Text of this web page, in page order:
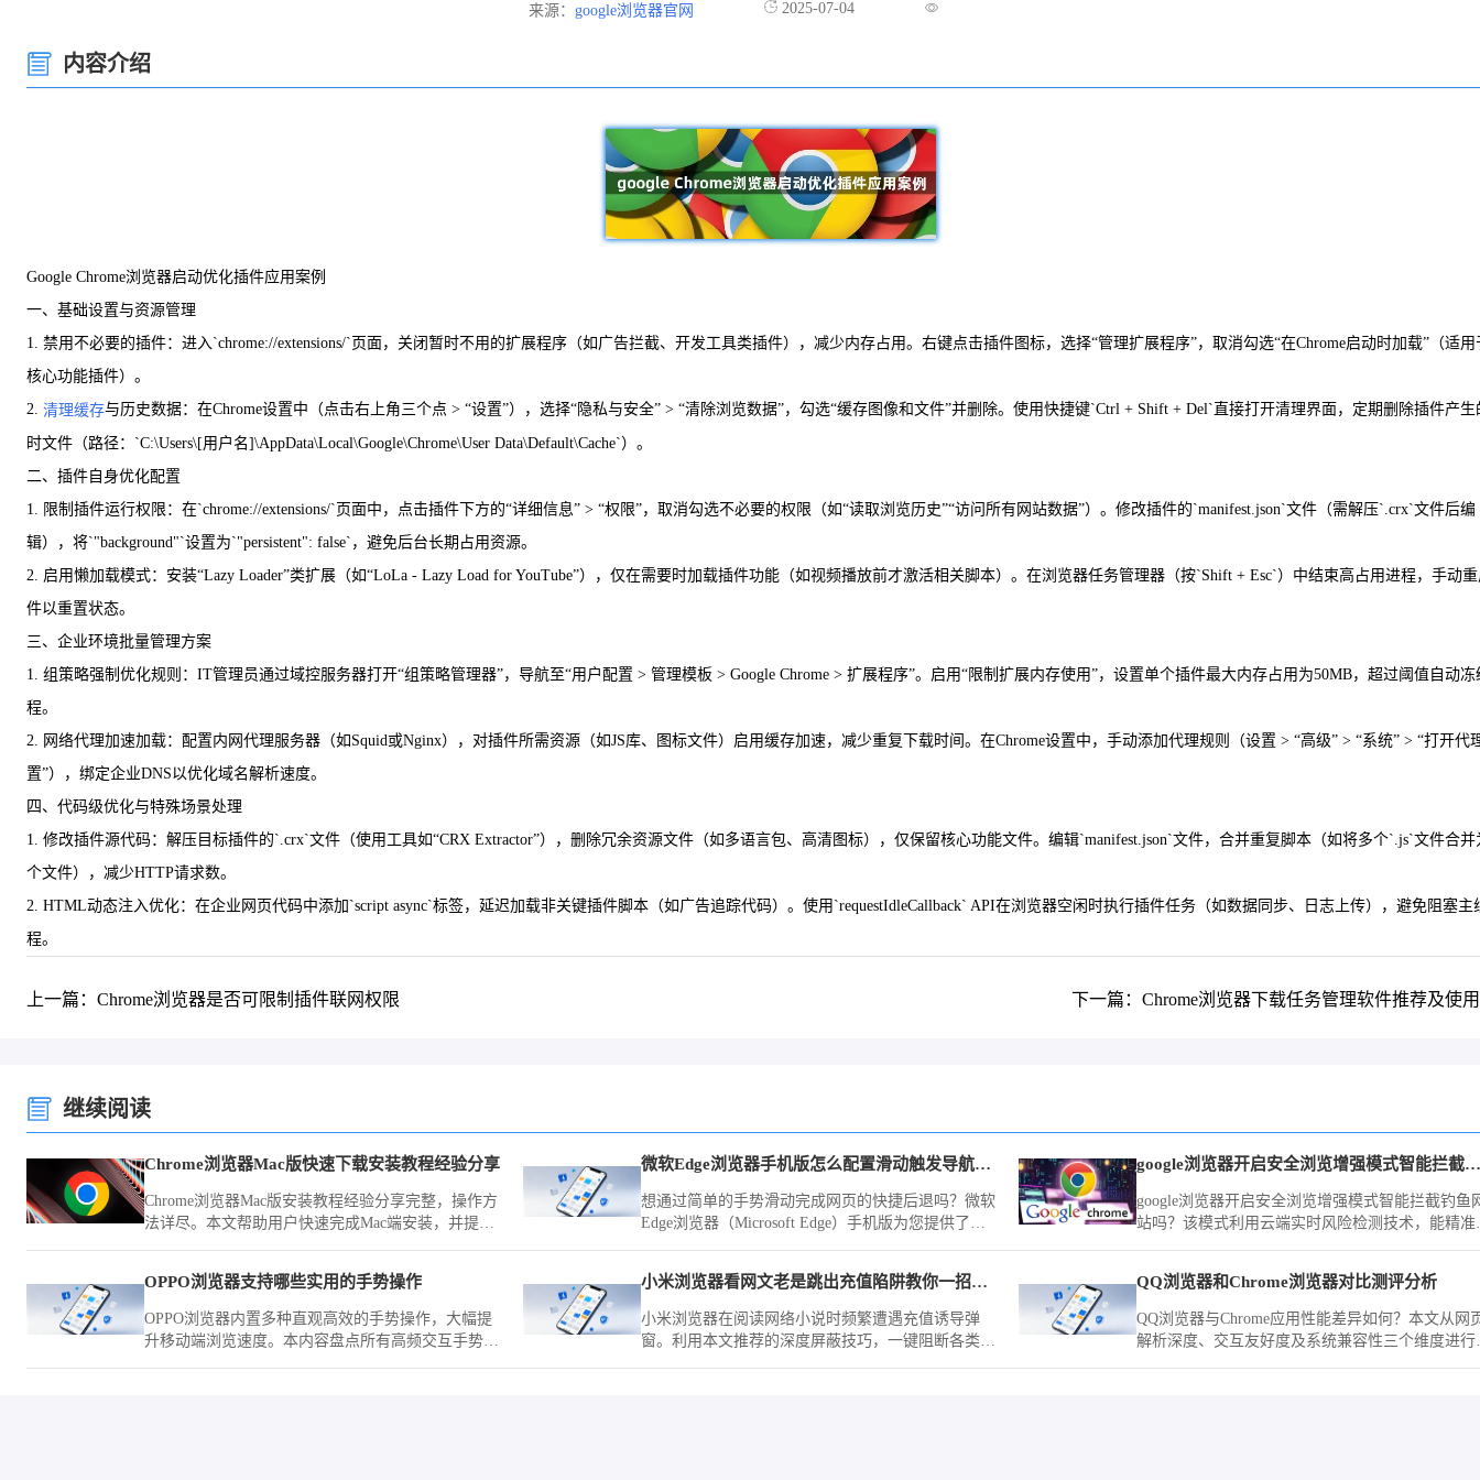
来源： google浏览器官网 2025-07-04
内容介绍
Google Chrome浏览器启动优化插件应用案例
一、基础设置与资源管理
1. 禁用不必要的插件：进入`chrome://extensions/`页面，关闭暂时不用的扩展程序（如广告拦截、开发工具类插件），减少内存占用。右键点击插件图标，选择“管理扩展程序”，取消勾选“在Chrome启动时加载”（适用
核心功能插件）。
2. 清理缓存与历史数据：在Chrome设置中（点击右上角三个点 > “设置”），选择“隐私与安全” > “清除浏览数据”，勾选“缓存图像和文件”并删除。使用快捷键`Ctrl + Shift + Del`直接打开清理界面，定期删除插件产生
时文件（路径：`C:\Users\[用户名]\AppData\Local\Google\Chrome\User Data\Default\Cache`）。
二、插件自身优化配置
1. 限制插件运行权限：在`chrome://extensions/`页面中，点击插件下方的“详细信息” > “权限”，取消勾选不必要的权限（如“读取浏览历史”“访问所有网站数据”）。修改插件的`manifest.json`文件（需解压`.crx`文件后编
辑），将`"background"`设置为`"persistent": false`，避免后台长期占用资源。
2. 启用懒加载模式：安装“Lazy Loader”类扩展（如“LoLa - Lazy Load for YouTube”），仅在需要时加载插件功能（如视频播放前才激活相关脚本）。在浏览器任务管理器（按`Shift + Esc`）中结束高占用进程，手动
件以重置状态。
三、企业环境批量管理方案
1. 组策略强制优化规则：IT管理员通过域控服务器打开“组策略管理器”，导航至“用户配置 > 管理模板 > Google Chrome > 扩展程序”。启用“限制扩展内存使用”，设置单个插件最大内存占用为50MB，超过阈值自动冻
程。
2. 网络代理加速加载：配置内网代理服务器（如Squid或Nginx），对插件所需资源（如JS库、图标文件）启用缓存加速，减少重复下载时间。在Chrome设置中，手动添加代理规则（设置 > “高级” > “系统” > “打开代
置”），绑定企业DNS以优化域名解析速度。
四、代码级优化与特殊场景处理
1. 修改插件源代码：解压目标插件的`.crx`文件（使用工具如“CRX Extractor”），删除冗余资源文件（如多语言包、高清图标），仅保留核心功能文件。编辑`manifest.json`文件，合并重复脚本（如将多个`.js`文件合并
个文件），减少HTTP请求数。
2. HTML动态注入优化：在企业网页代码中添加`script async`标签，延迟加载非关键插件脚本（如广告追踪代码）。使用`requestIdleCallback` API在浏览器空闲时执行插件任务（如数据同步、日志上传），避免阻塞主
程。
上一篇：Chrome浏览器是否可限制插件联网权限 下一篇：Chrome浏览器下载任务管理软件推荐及使
继续阅读
Chrome浏览器Mac版快速下载安装教程经验分享
Chrome浏览器Mac版安装教程经验分享完整，操作方
法详尽。本文帮助用户快速完成Mac端安装，并提供
微软Edge浏览器手机版怎么配置滑动触发导航控制
想通过简单的手势滑动完成网页的快捷后退吗？微软
Edge浏览器（Microsoft Edge）手机版为您提供了完
google浏览器开启安全浏览增强模式智能
google浏览器开启安全浏览增强模式智能拦截钓鱼
站吗？该模式利用云端实时风险检测技术，能精准
OPPO浏览器支持哪些实用的手势操作
OPPO浏览器内置多种直观高效的手势操作，大幅提
升移动端浏览速度。本内容盘点所有高频交互手势，
小米浏览器看网文老是跳出充值陷阱教你一招彻底免疫
小米浏览器在阅读网络小说时频繁遭遇充值诱导弹
窗。利用本文推荐的深度屏蔽技巧，一键阻断各类恶
QQ浏览器和Chrome浏览器对比测评分析
QQ浏览器与Chrome应用性能差异如何？本文从网
解析深度、交互友好度及系统兼容性三个维度进行